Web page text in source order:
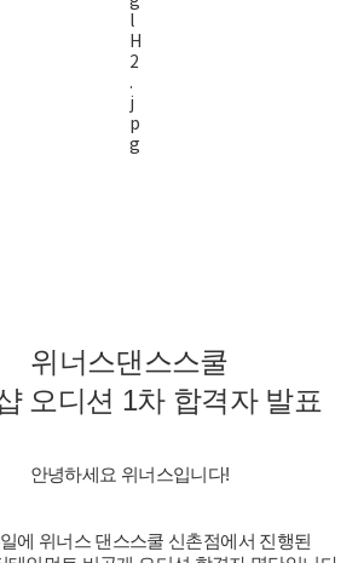
위너스댄스스쿨
오디션 1차 합격자 발표
안녕하세요 위너스입니다!
에 위너스 댄스스쿨 신촌점에서 진행된